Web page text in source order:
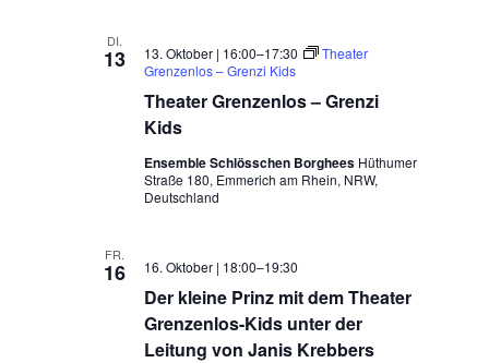
DI.
13
Theater Grenzenlos – Grenzi
Kids
13. Oktober | 16:00–17:30
Theater
Grenzenlos – Grenzi Kids
Ensemble Schlösschen Borghees Hüthumer
Straße 180, Emmerich am Rhein, NRW,
Deutschland
FR.
16
Der kleine Prinz mit dem Theater
Grenzenlos-Kids unter der
Leitung von Janis Krebbers
16. Oktober | 18:00–19:30